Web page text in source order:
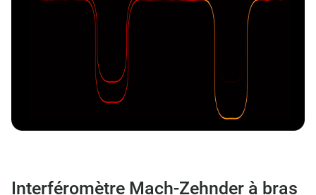
Interféromètre Mach-Zehnder à bras